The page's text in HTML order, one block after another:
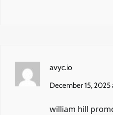
avyc.io
December 15, 2025
william hill